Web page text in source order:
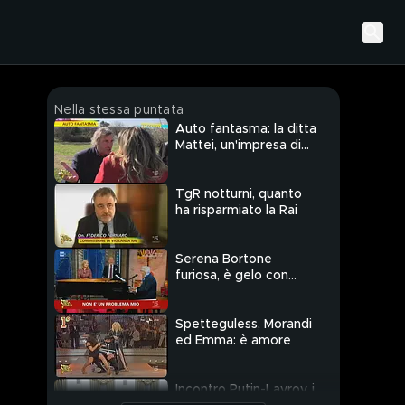
Nella stessa puntata
Auto fantasma: la ditta
Mattei, un'impresa di
TgR notturni, quanto
ha risparmiato la Rai
Serena Bortone
furiosa, è gelo con
Spetteguless, Morandi
ed Emma: è amore
Incontro Putin-Lavrov, i